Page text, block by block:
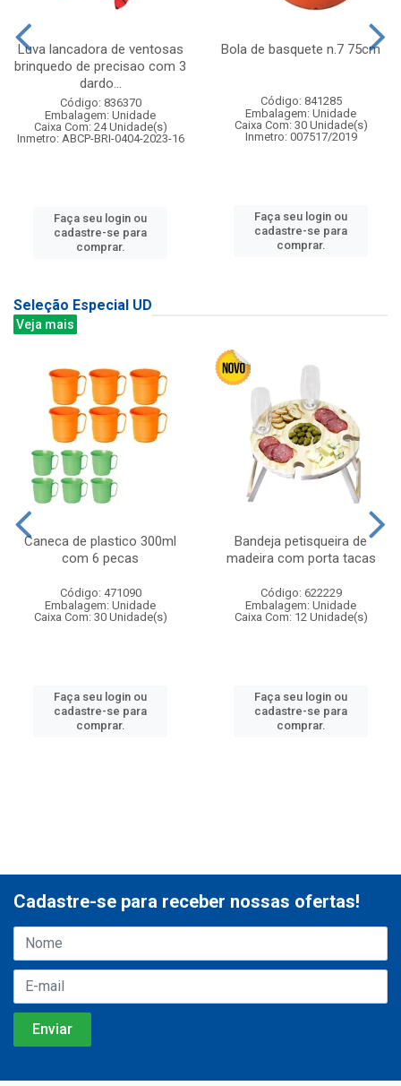
Luva lancadora de ventosas
brinquedo de precisao com 3
dardo...
Código: 836370
Embalagem: Unidade
Caixa Com: 24 Unidade(s)
Inmetro: ABCP-BRI-0404-2023-16
Faça seu login ou
cadastre-se para
comprar.
Bola de basquete n.7 75cm
Código: 841285
Embalagem: Unidade
Caixa Com: 30 Unidade(s)
Inmetro: 007517/2019
Faça seu login ou
cadastre-se para
comprar.
Seleção Especial UD
Veja mais
Caneca de plastico 300ml
com 6 pecas
Código: 471090
Embalagem: Unidade
Caixa Com: 30 Unidade(s)
Faça seu login ou
cadastre-se para
comprar.
Bandeja petisqueira de
madeira com porta tacas
Código: 622229
Embalagem: Unidade
Caixa Com: 12 Unidade(s)
Faça seu login ou
cadastre-se para
comprar.
Cadastre-se para receber nossas ofertas!